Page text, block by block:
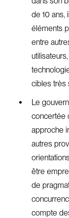
de 10 ans,
éléments
entre
cibles très
Le
concertée
approche
autres
être
de
compte